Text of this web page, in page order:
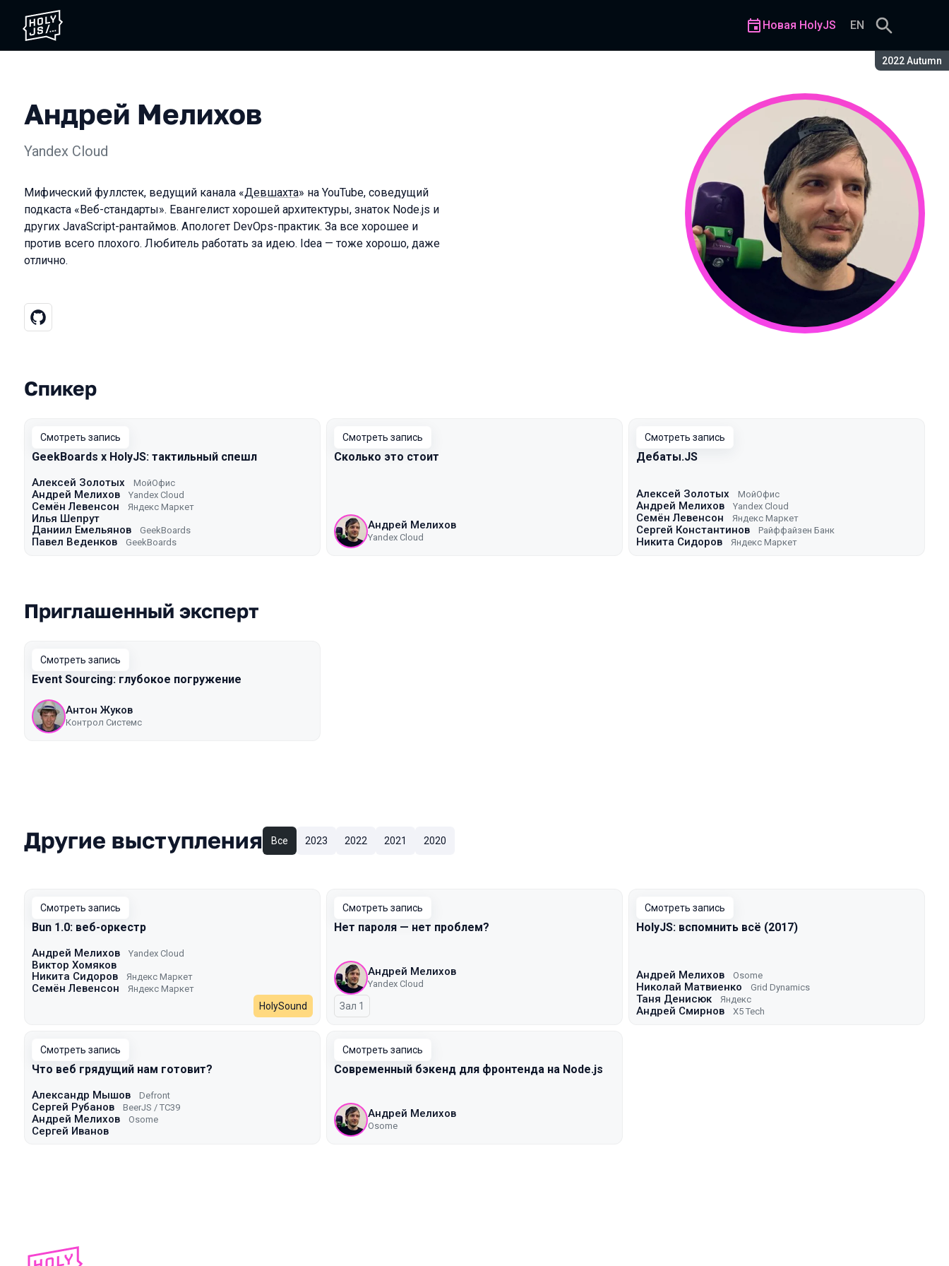
Сезон:
2022 Autumn
Новая HolyJS EN
Андрей Мелихов
Yandex Cloud
Мифический фуллстек, ведущий канала «Девшахта» на YouTube, соведущий
подкаста «Веб-стандарты». Евангелист хорошей архитектуры, знаток Node.js и
других JavaScript-рантаймов. Апологет DevOps-практик. За все хорошее и
против всего плохого. Любитель работать за идею. Idea — тоже хорошо, даже
отлично.
Выступления в сезоне 2022 Autumn
Спикер
Смотреть запись
GeekBoards x HolyJS: тактильный спешл
Алексей Золотых МойОфис
Андрей Мелихов Yandex Cloud
Семён Левенсон Яндекс Маркет
Илья Шепрут
Даниил Емельянов
GeekBoards
Павел Веденков GeekBoards
Смотреть запись
Сколько это стоит
Андрей Мелихов
Yandex Cloud
Смотреть запись
Дебаты.JS
Алексей Золотых МойОфис
Андрей Мелихов Yandex Cloud
Семён Левенсон Яндекс Маркет
Сергей Константинов Райффайзен Банк
Никита Сидоров Яндекс Маркет
Приглашенный эксперт
Смотреть запись
Event Sourcing: глубокое погружение
Антон Жуков
Контрол Системс
Другие выступления Все 2023 2022 2021 2020
Смотреть запись
Bun 1.0: веб-оркестр
Андрей Мелихов Yandex Cloud
Виктор Хомяков
Никита Сидоров
Яндекс Маркет
Семён Левенсон Яндекс Маркет
HolySound
Смотреть запись
Нет пароля — нет проблем?
Андрей Мелихов
Yandex Cloud
Зал 1
Смотреть запись
HolyJS: вспомнить всё (2017)
Андрей Мелихов Osome
Николай Матвиенко Grid Dynamics
Таня Денисюк Яндекс
Андрей Смирнов X5 Tech
Смотреть запись
Что веб грядущий нам готовит?
Александр Мышов Defront
Сергей Рубанов BeerJS / TC39
Андрей Мелихов Osome
Сергей Иванов
Смотреть запись
Cовременный бэкенд для фронтенда на Node.js
Андрей Мелихов
Osome